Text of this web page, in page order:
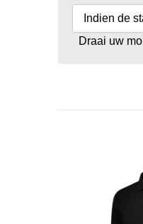
Indien de
Draai uw